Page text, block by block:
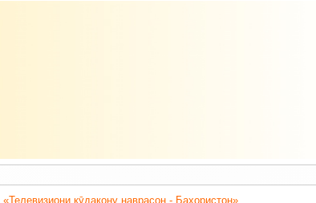
кӯдакону наврасон - Баҳористон».